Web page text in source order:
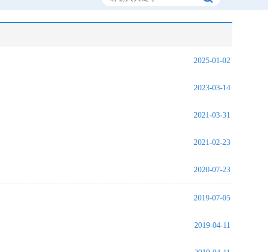
2025-01-02
2023-03-14
2021-03-31
2021-02-23
2020-07-23
2019-07-05
2019-04-11